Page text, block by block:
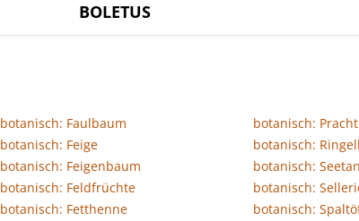
BOLETUS
botanisch: Faulbaum
botanisch: Feige
botanisch: Feigenbaum
botanisch: Feldfrüchte
botanisch: Fetthenne
botanisch:
botanisch:
botanisch:
botanisch:
botanisch: